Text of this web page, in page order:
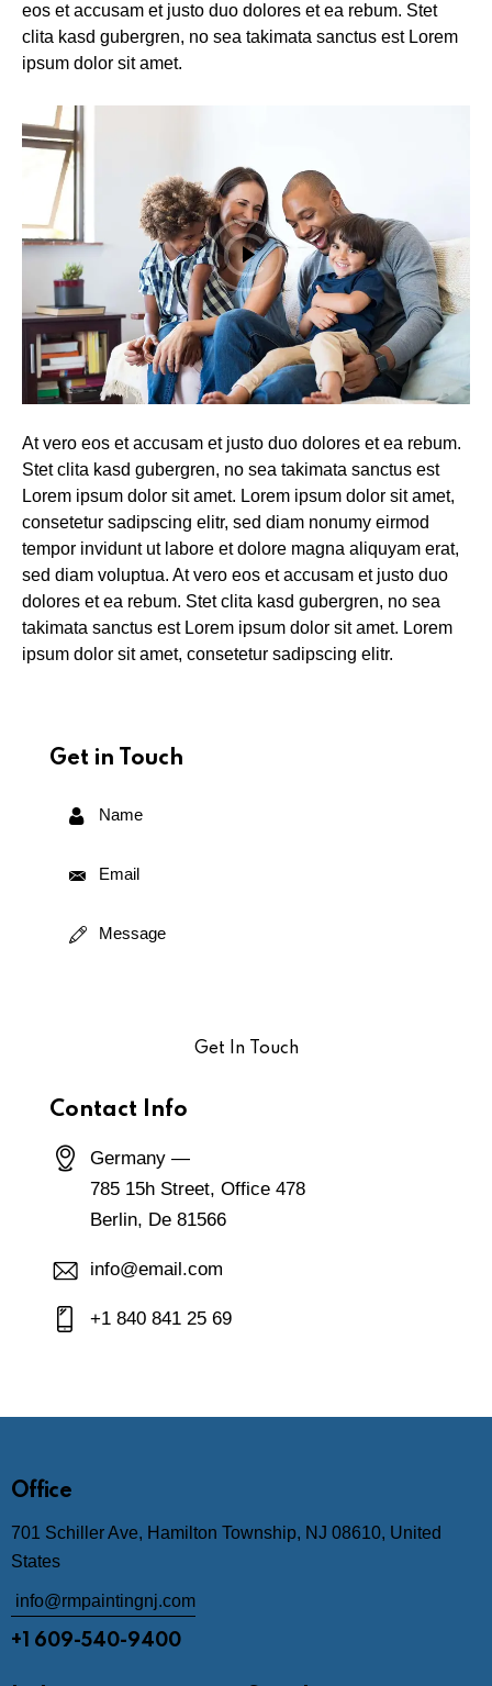
eos et accusam et justo duo dolores et ea rebum. Stet
clita kasd gubergren, no sea takimata sanctus est Lorem
ipsum dolor sit amet.
At vero eos et accusam et justo duo dolores et ea rebum.
Stet clita kasd gubergren, no sea takimata sanctus est
Lorem ipsum dolor sit amet. Lorem ipsum dolor sit amet,
consetetur sadipscing elitr, sed diam nonumy eirmod
tempor invidunt ut labore et dolore magna aliquyam erat,
sed diam voluptua. At vero eos et accusam et justo duo
dolores et ea rebum. Stet clita kasd gubergren, no sea
takimata sanctus est Lorem ipsum dolor sit amet. Lorem
ipsum dolor sit amet, consetetur sadipscing elitr.
Get in Touch
Contact Info
Germany —
785 15h Street, Office 478
Berlin, De 81566
info@email.com
+1 840 841 25 69
Office
701 Schiller Ave, Hamilton Township, NJ 08610, United
States
info@rmpaintingnj.com
+1 609-540-9400